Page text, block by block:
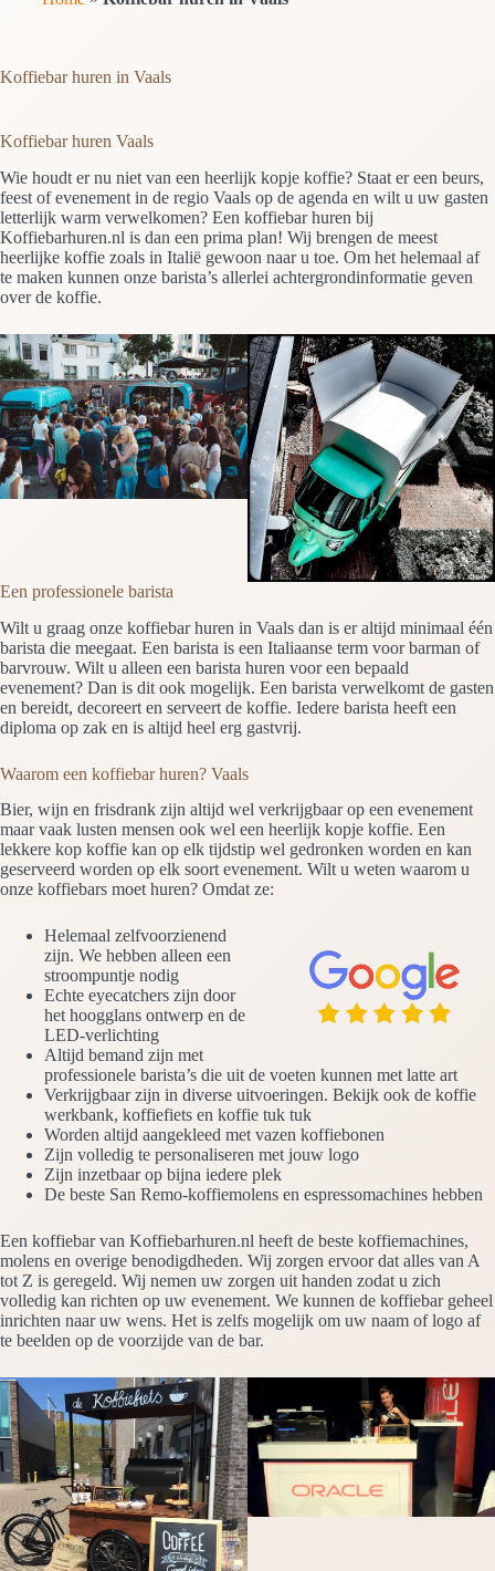
Koffiebar huren in Vaals
Koffiebar huren Vaals
Wie houdt er nu niet van een heerlijk kopje koffie? Staat er een beurs,
feest of evenement in de regio Vaals op de agenda en wilt u uw gasten
letterlijk warm verwelkomen? Een koffiebar huren bij
Koffiebarhuren.nl is dan een prima plan! Wij brengen de meest
heerlijke koffie zoals in Italië gewoon naar u toe. Om het helemaal af
te maken kunnen onze barista’s allerlei achtergrondinformatie geven
over de koffie.
Een professionele barista
Wilt u graag onze koffiebar huren in Vaals dan is er altijd minimaal één
barista die meegaat. Een barista is een Italiaanse term voor barman of
barvrouw. Wilt u alleen een barista huren voor een bepaald
evenement? Dan is dit ook mogelijk. Een barista verwelkomt de gasten
en bereidt, decoreert en serveert de koffie. Iedere barista heeft een
diploma op zak en is altijd heel erg gastvrij.
Waarom een koffiebar huren? Vaals
Bier, wijn en frisdrank zijn altijd wel verkrijgbaar op een evenement
maar vaak lusten mensen ook wel een heerlijk kopje koffie. Een
lekkere kop koffie kan op elk tijdstip wel gedronken worden en kan
geserveerd worden op elk soort evenement. Wilt u weten waarom u
onze koffiebars moet huren? Omdat ze:
Helemaal zelfvoorzienend
zijn. We hebben alleen een
stroompuntje nodig
Echte eyecatchers zijn door
het hoogglans ontwerp en de
LED-verlichting
Altijd bemand zijn met
professionele barista’s die uit de voeten kunnen met latte art
Verkrijgbaar zijn in diverse uitvoeringen. Bekijk ook de koffie
werkbank, koffiefiets en koffie tuk tuk
Worden altijd aangekleed met vazen koffiebonen
Zijn volledig te personaliseren met jouw logo
Zijn inzetbaar op bijna iedere plek
De beste San Remo-koffiemolens en espressomachines hebben
Een koffiebar van Koffiebarhuren.nl heeft de beste koffiemachines,
molens en overige benodigdheden. Wij zorgen ervoor dat alles van A
tot Z is geregeld. Wij nemen uw zorgen uit handen zodat u zich
volledig kan richten op uw evenement. We kunnen de koffiebar geheel
inrichten naar uw wens. Het is zelfs mogelijk om uw naam of logo af
te beelden op de voorzijde van de bar.